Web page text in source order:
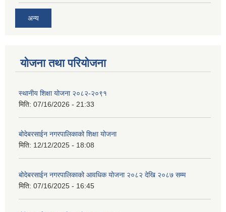
अन्य
योजना तथा परियोजना
स्थानीय शिक्षा योजना २०८२-२०९१
मिति: 07/16/2026 - 21:33
बोदेबरसाईन नगरपालिकाको शिक्षा योजना
मिति: 12/12/2025 - 18:08
बोदेबरसाईन नगरपालिकाको आवधिक योजना २०८२ देखि २०८७ सम्म
मिति: 07/16/2025 - 16:45